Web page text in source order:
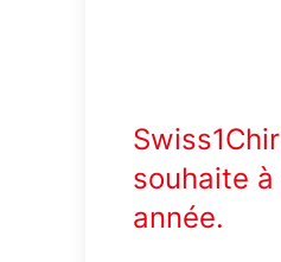
souhaite
année.